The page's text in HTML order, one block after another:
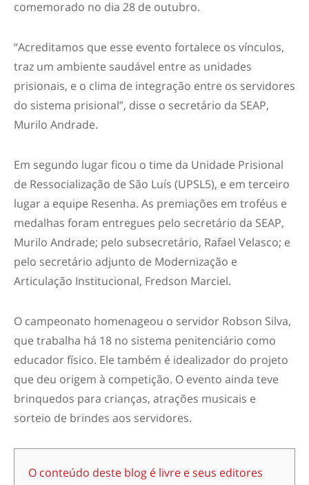
comemorado no dia 28 de outubro.
“Acreditamos que esse evento fortalece os vínculos,
traz um ambiente saudável entre as unidades
prisionais, e o clima de integração entre os servidores
do sistema prisional”, disse o secretário da SEAP,
Murilo Andrade.
Em segundo lugar ficou o time da Unidade Prisional
de Ressocialização de São Luís (UPSL5), e em terceiro
lugar a equipe Resenha. As premiações em troféus e
medalhas foram entregues pelo secretário da SEAP,
Murilo Andrade; pelo subsecretário, Rafael Velasco; e
pelo secretário adjunto de Modernização e
Articulação Institucional, Fredson Marciel.
O campeonato homenageou o servidor Robson Silva,
que trabalha há 18 no sistema penitenciário como
educador físico. Ele também é idealizador do projeto
que deu origem à competição. O evento ainda teve
brinquedos para crianças, atrações musicais e
sorteio de brindes aos servidores.
O conteúdo deste blog é livre e seus editores